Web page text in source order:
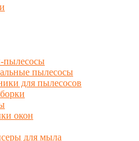
пылесосы
пылесосы
для пылесосов
окон
для мыла